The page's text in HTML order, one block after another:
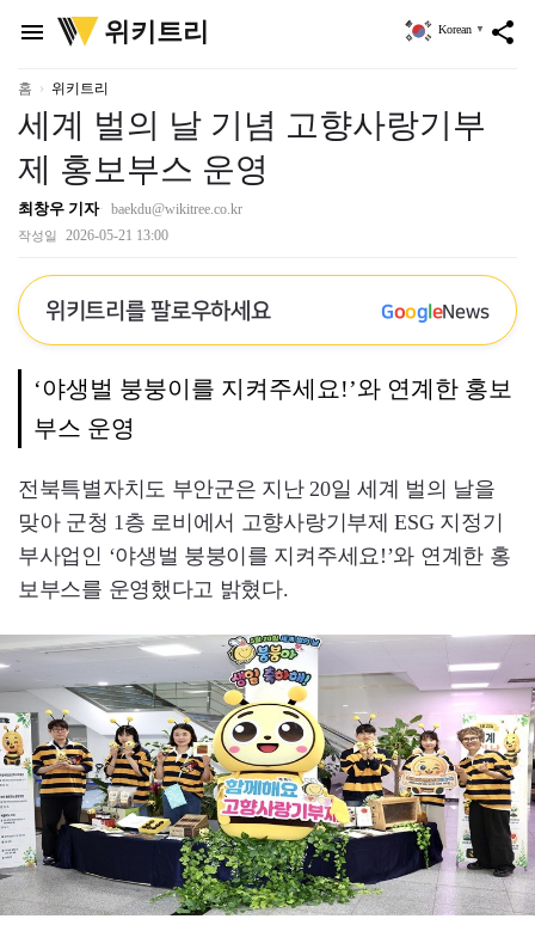
menu
위
키
리
위키트리 share
Korean ▼
홈 위키트리
세계 벌의 날 기념 고향사랑기부
제 홍보부스 운영
최창우 기자 baekdu@wikitree.co.kr
작성일 2026-05-21 13:00
위키트리를 팔로우하세요 GoogleNews
‘야생벌 붕붕이를 지켜주세요!’와 연계한 홍보
부스 운영
전북특별자치도 부안군은 지난 20일 세계 벌의 날을
맞아 군청 1층 로비에서 고향사랑기부제 ESG 지정기
부사업인 ‘야생벌 붕붕이를 지켜주세요!’와 연계한 홍
보부스를 운영했다고 밝혔다.